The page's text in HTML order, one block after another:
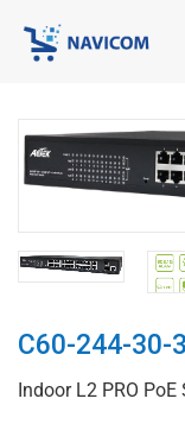
C60-244-30-
Indoor L2 PRO PoE